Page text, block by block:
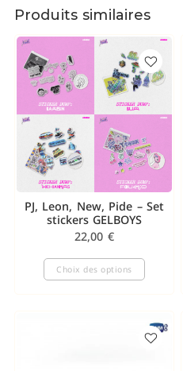
Produits similaires
PJ, Leon, New, Pide – Set
stickers GELBOYS
22,00 €
Choix des options